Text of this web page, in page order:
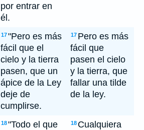
por entrar en
él.
17"Pero es más
fácil que el
cielo y la tierra
pasen, que un
ápice de la Ley
deje de
cumplirse.
17 Pero es más
fácil que
pasen el cielo
y la tierra, que
fallar una tilde
de la ley.
18"Todo el que
18 Cualquiera